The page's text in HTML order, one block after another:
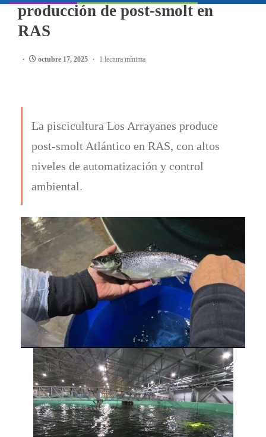
producción de post-smolt en
RAS
octubre 17, 2025 1 lectura mínima
La piscicultura Los Arrayanes produce
post-smolt Atlántico en RAS, con altos
niveles de automatización y control
ambiental.